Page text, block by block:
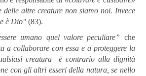
delle altre creature non siamo noi. Invece
è Dio" (83).
umano quel valore peculiare” che
a collaborare con essa e a proteggere la
creatura è contrario alla dignità
con gli altri esseri della natura, se nello